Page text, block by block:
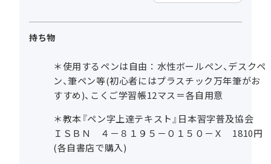
持ち物
＊使用するペンは自由：水性ボールペン、デスクペ
ン、筆ペン等(初心者にはプラスチック万年筆がお
すすめ)、こくご学習帳12マス＝各自用意
＊教本『ペン字上達テキスト』日本習字普及協会
ＩＳＢＮ ４－８１９５－０１５０－Ｘ 1810円
(各自書店で購入)